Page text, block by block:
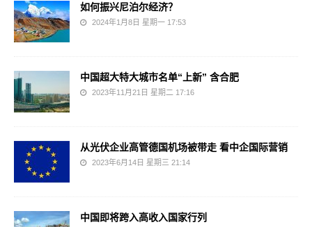
如何振兴尼泊尔经济？
2024年1月8日 星期一 17:53
中国超大特大城市名单“上新” 含合肥
2023年11月21日 星期二 17:16
从光伏企业高管德国机场被带走 看中企国际营销
2023年6月14日 星期三 21:14
中国即将跨入高收入国家行列